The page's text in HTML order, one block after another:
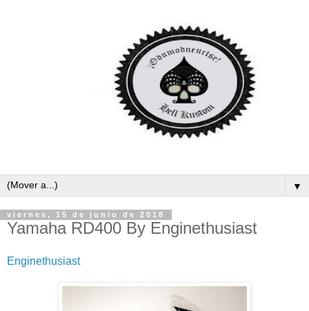
▼
viernes, 15 de junio de 2018
Yamaha RD400 By Enginethusiast
Enginethusiast